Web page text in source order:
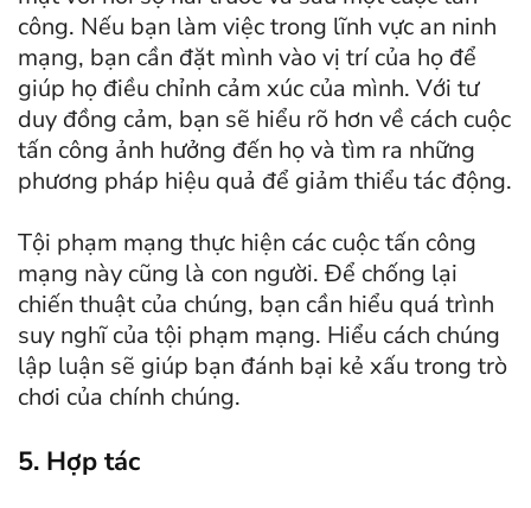
công. Nếu bạn làm việc trong lĩnh vực an ninh
mạng, bạn cần đặt mình vào vị trí của họ để
giúp họ điều chỉnh cảm xúc của mình. Với tư
duy đồng cảm, bạn sẽ hiểu rõ hơn về cách cuộc
tấn công ảnh hưởng đến họ và tìm ra những
phương pháp hiệu quả để giảm thiểu tác động.
Tội phạm mạng thực hiện các cuộc tấn công
mạng này cũng là con người. Để chống lại
chiến thuật của chúng, bạn cần hiểu quá trình
suy nghĩ của tội phạm mạng. Hiểu cách chúng
lập luận sẽ giúp bạn đánh bại kẻ xấu trong trò
chơi của chính chúng.
5. Hợp tác